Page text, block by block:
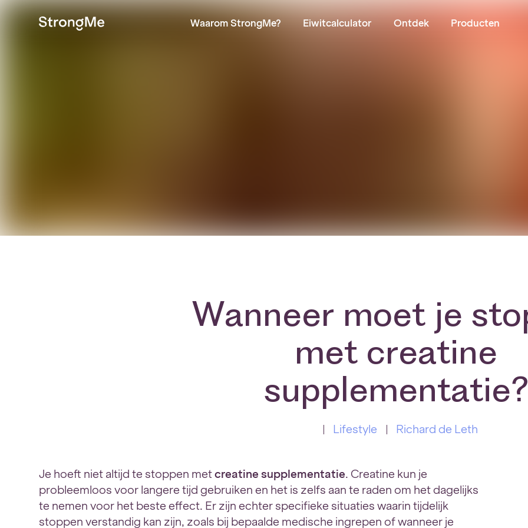
Waarom StrongMe? Eiwitcalculator Ontdek Producten
Wanneer moet je
met creatine
supplementatie?
Lifestyle Richard de Leth
Je hoeft niet altijd te stoppen metcreatine supplementatie. Creatine kun je
probleemloos voor langere tijd gebruiken en het is zelfs aan te raden om het dagelijks
te nemen voor het beste effect. Er zijn echter specifieke situaties waarin tijdelijk
stoppen verstandig kan zijn, zoals bij bepaalde medische ingrepen of wanneer je